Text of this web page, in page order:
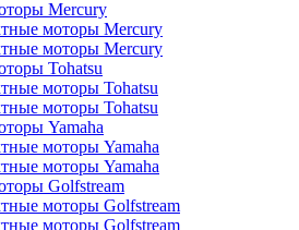
Mercury
моторы Mercury
моторы Mercury
Tohatsu
моторы Tohatsu
моторы Tohatsu
Yamaha
моторы Yamaha
моторы Yamaha
Golfstream
моторы Golfstream
моторы Golfstream